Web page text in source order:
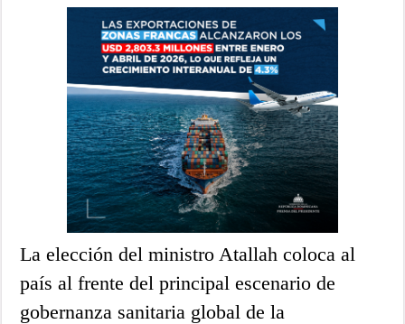
La elección del ministro Atallah coloca al
país al frente del principal escenario de
gobernanza sanitaria global de la